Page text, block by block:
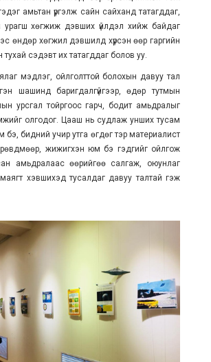
амьтан үргэлж сайн сайханд татагддаг,
урагш хөгжиж дэвших үйлдэл хийж байдаг
өндөр хөгжил дэвшилд хүрсэн өөр гаргийн
сэдэвт их татагддаг болов уу.
мэдлэг, ойлголттой болохын давуу тал
шашинд баригдалгүйгээр, өдөр тутмын
урсгал тойргоос гарч, бодит амьдралыг
олгодог. Цааш нь судлаж унших тусам
бэ, бидний учир утга өгдөг тэр материалист
жижигхэн юм бэ гэдгийг ойлгож
амьдралаас өөрийгөө салгаж, оюунлаг
хэвшихэд тусалдаг давуу талтай гэж